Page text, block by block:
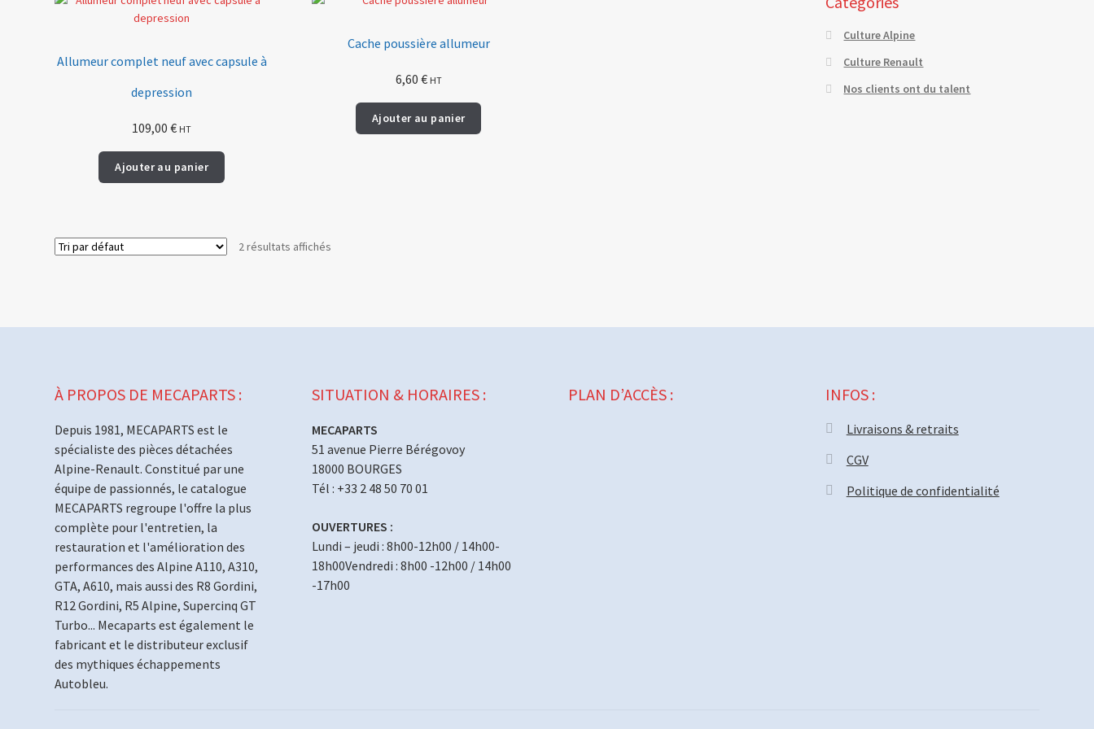
Allumeur complet neuf avec capsule à
depression
109,00€ HT
Ajouter au panier
Cache poussière allumeur
6,60 € HT
Ajouter au panier
2 résultats affichés
Culture Alpine
Culture Renault
Nos clients ont du talent
À PROPOS DE MECAPARTS :
Depuis 1981, MECAPARTS est le
spécialiste des pièces détachées
Alpine-Renault. Constitué par une
équipe de passionnés, le catalogue
MECAPARTS regroupe l'offre la plus
complète pour l'entretien, la
restauration et l'amélioration des
performances des Alpine A110, A310,
GTA, A610, mais aussi des R8 Gordini,
R12 Gordini, R5 Alpine, Supercinq GT
Turbo... Mecaparts est également le
fabricant et le distributeur exclusif
des mythiques échappements
Autobleu.
SITUATION & HORAIRES :
MECAPARTS
51 avenue Pierre Bérégovoy
18000 BOURGES
Tél : +33 2 48 50 70 01
OUVERTURES :
Lundi – jeudi : 8h00-12h00 / 14h00-
18h00Vendredi : 8h00 -12h00 / 14h00
-17h00
PLAN D’ACCÈS : INFOS :
Livraisons & retraits
CGV
Politique de confidentialité